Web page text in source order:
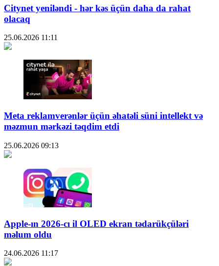
Citynet yeniləndi - hər kəs üçün daha da rahat
olacaq
25.06.2026 11:11
Meta reklamverənlər üçün əhatəli süni intellekt və
məzmun mərkəzi təqdim etdi
25.06.2026 09:13
Apple-ın 2026-cı il OLED ekran tədarükçüləri
məlum oldu
24.06.2026 11:17